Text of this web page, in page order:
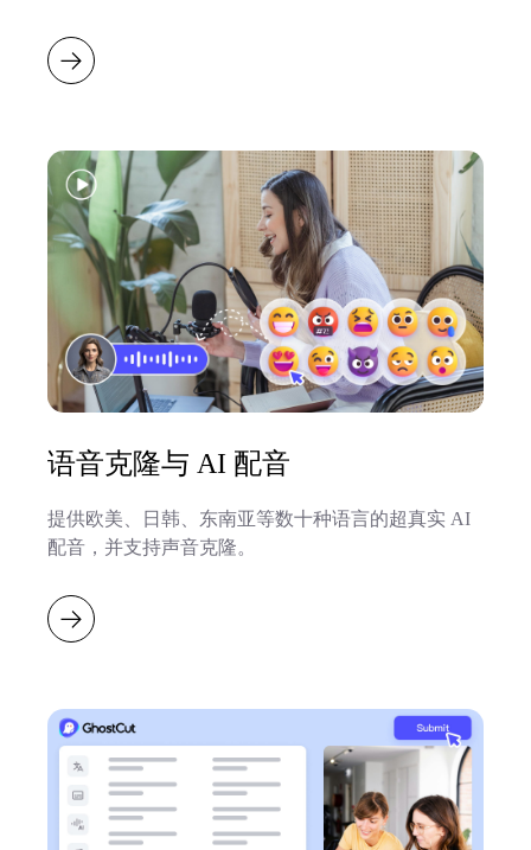
语音克隆与 AI 配音
提供欧美、日韩、东南亚等数十种语言的超真实 AI
配音，并支持声音克隆。